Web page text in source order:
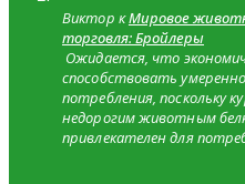
Виктор кМировое
торговля: Бройлеры
Ожидается, что
способствовать
потребления, поскольку
недорогим животным
привлекателен для